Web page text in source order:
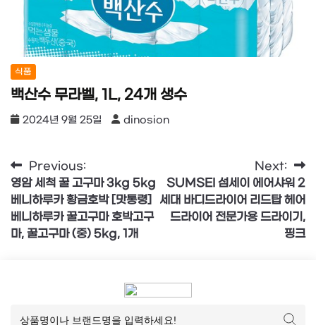
식품
백산수 무라벨, 1L, 24개 생수
2024년 9월 25일 dinosion
글
탐
색
Previous:
영암 세척 꿀 고구마 3kg 5kg
베니하루카 황금호박 [맛통령]
베니하루카 꿀고구마 호박고구
마, 꿀고구마 (중) 5kg, 1개
Next:
SUMSEI 섬세이 에어샤워 2
세대 바디드라이어 리드탑 헤어
드라이어 전문가용 드라이기,
핑크